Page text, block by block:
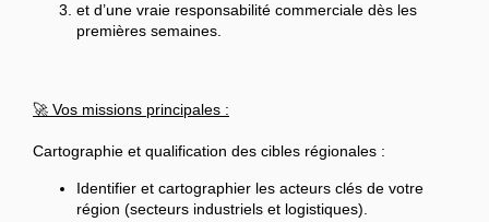
et d’une vraie responsabilité commerciale dès les
premières semaines.
🚀 Vos missions principales :
Cartographie et qualification des cibles régionales :
Identifier et cartographier les acteurs clés de votre
région (secteurs industriels et logistiques).